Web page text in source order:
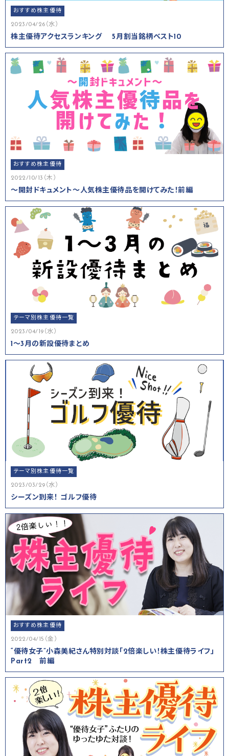
おすすめ株主優待
2023/04/26（水）
株主優待アクセスランキング 5月割当銘柄ベスト10
おすすめ株主優待
2022/10/13（木）
～開封ドキュメント～人気株主優待品を開けてみた！前編
テーマ別株主優待一覧
2023/04/19（水）
1～3月の新設優待まとめ
テーマ別株主優待一覧
2023/03/29（水）
シーズン到来！ ゴルフ優待
おすすめ株主優待
2022/04/15（金）
“優待女子”小森美紀さん特別対談「2倍楽しい！株主優待ライフ」
Part2 前編